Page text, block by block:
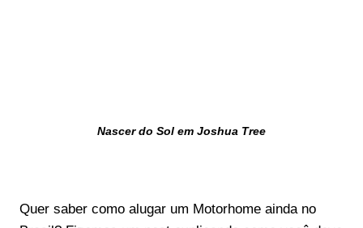
Nascer do Sol em Joshua Tree
Quer saber como alugar um Motorhome ainda no